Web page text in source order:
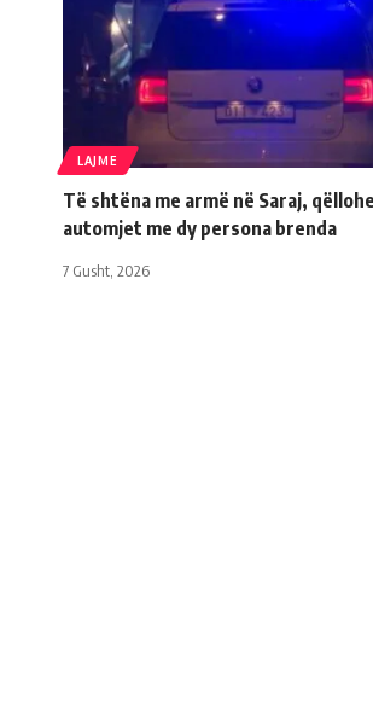
LAJME
Të shtëna me armë në Saraj,
automjet me dy persona brenda
7 Gusht, 2026